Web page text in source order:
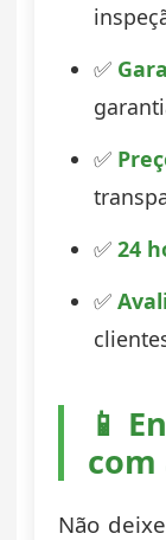
✅
✅
✅ 24
✅
📱
com
Não